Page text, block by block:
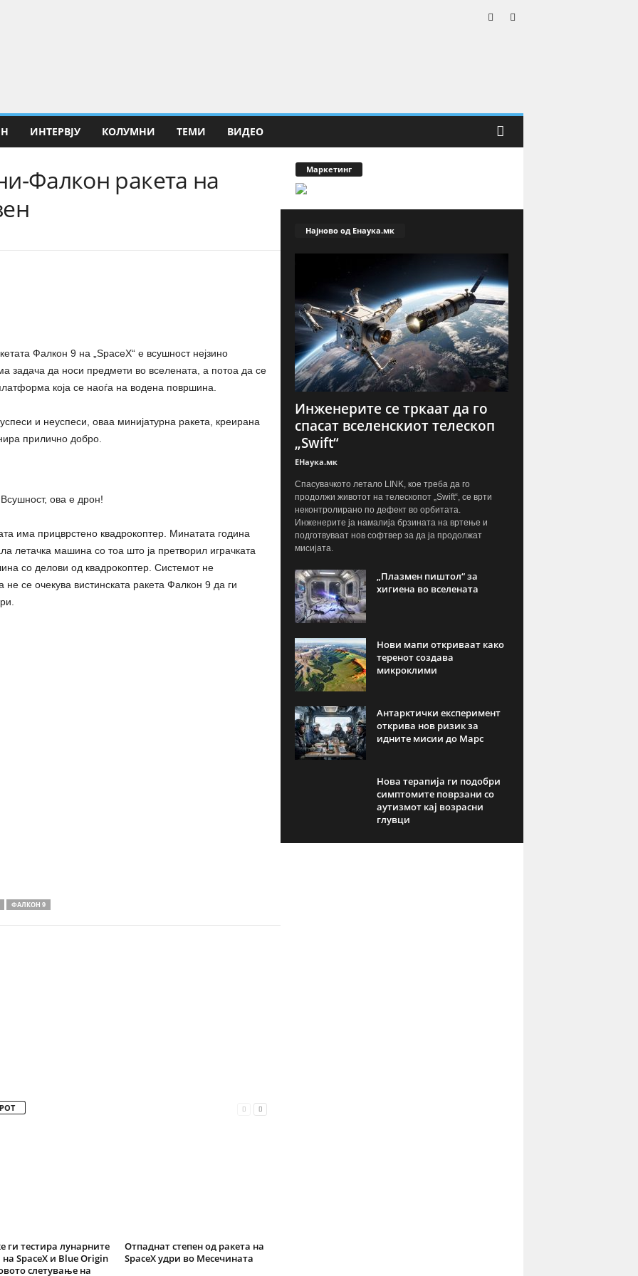
ИНТЕРВЈУ КОЛУМНИ ТЕМИ ВИДЕО
Фалкон ракета на
Фалкон 9 на „SpaceX“ е всушност нејзино
задача да носи предмети во вселената, а потоа да се
која се наоѓа на водена површина.
и неуспеси, оваа минијатурна ракета, креирана
прилично добро.
ова е дрон!
има прицврстено квадрокоптер. Минатата година
летачка машина со тоа што ја претворил играчката
со делови од квадрокоптер. Системот не
се очекува вистинската ракета Фалкон 9 да ги
ФАЛКОН 9
ги тестира лунарните
SpaceX и Blue Origin
слетување на
Отпаднат степен од ракета на
SpaceX удри во Месечината
Маркетинг
Најново од Енаука.мк
Инженерите се тркаат да го
спасат вселенскиот телескоп
„Swift“
ЕНаука.мк
Спасувачкото летало LINK, кое треба да го
продолжи животот на телескопот „Swift“, се врти
неконтролирано по дефект во орбитата.
Инженерите ја намалија брзината на вртење и
подготвуваат нов софтвер за да ја продолжат
мисијата.
„Плазмен пиштол“ за
хигиена во вселената
Нови мапи откриваат како
теренот создава
микроклими
Антарктички експеримент
открива нов ризик за
идните мисии до Марс
Нова терапија ги подобри
симптомите поврзани со
аутизмот кај возрасни
глувци